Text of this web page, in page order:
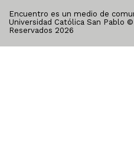
Encuentro es un medio de
Universidad Católica San Pablo
Reservados 2026